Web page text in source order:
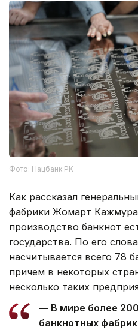
Фото: Нацбанк РК
Как рассказал
фабрики Жомарт
производство банкнот
государства. По его
насчитывается всего 78
причем в некоторых
несколько таких
— В мире более
банкнотных